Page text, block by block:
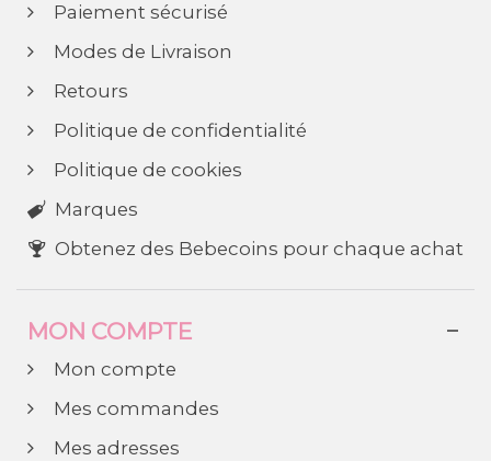
Paiement sécurisé
Modes de Livraison
Retours
Politique de confidentialité
Politique de cookies
Marques
Obtenez des Bebecoins pour chaque achat
MON COMPTE
Mon compte
Mes commandes
Mes adresses